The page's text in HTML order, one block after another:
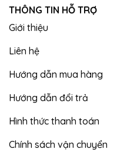
THÔNG TIN HỖ TRỢ
Giới thiệu
Liên hệ
Hướng dẫn mua hàng
Hướng dẫn đổi trả
Hình thức thanh toán
Chính sách vận chuyển